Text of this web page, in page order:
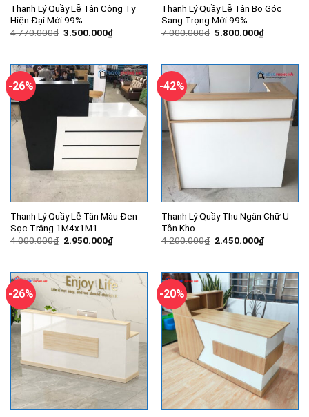
Thanh Lý Quầy Lễ Tân Công Ty
Hiện Đại Mới 99%
4.770.000₫ Giá
3.500.000₫Giá
hiện
3.500.000₫.
Thanh Lý Quầy Lễ Tân Bo Góc
Sang Trọng Mới 99%
7.000.000₫ Giá
5.800.000₫Giá
hiện
-26%
Thanh Lý Quầy Lễ Tân Màu Đen
Sọc Trắng 1M4x1M1
4.000.000₫ Giá
2.950.000₫Giá
hiện
2.950.000₫.
-42%
Thanh Lý Quầy Thu Ngân Chữ U
Tồn Kho
4.200.000₫ Giá
2.450.000₫Giá
hiện
-26% -20%